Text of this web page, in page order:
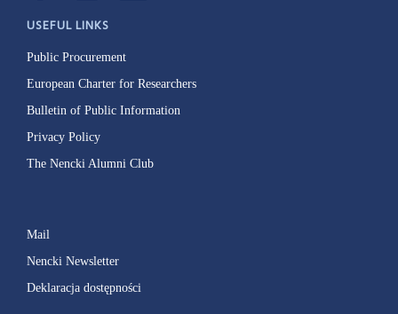
USEFUL LINKS
Public Procurement
European Charter for Researchers
Bulletin of Public Information
Privacy Policy
The Nencki Alumni Club
Mail
Nencki Newsletter
Deklaracja dostępności